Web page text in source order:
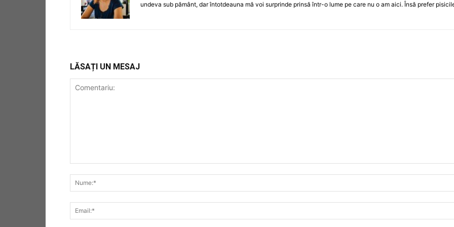
undeva sub pământ, dar întotdeauna mă voi surprinde prinsă într-o lume pe care nu o am aici. Însă prefer
LĂSAȚI UN MESAJ